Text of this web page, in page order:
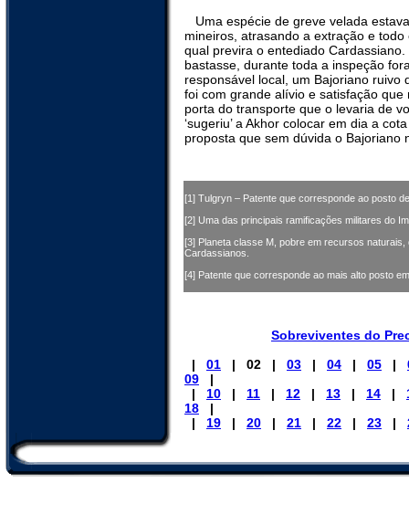
Uma espécie de greve velada
mineiros, atrasando a extração e
qual previra o entediado Cardassiano.
bastasse, durante toda a inspeção
responsável local, um Bajoriano ruivo
foi com grande alívio e satisfação que
porta do transporte que o levaria de
‘sugeriu’ a Akhor colocar em dia a
proposta que sem dúvida o Bajoriano
[1] Tulgryn – Patente que corresponde ao posto
[2] Uma das principais ramificações militares do
[3] Planeta classe M, pobre em recursos
Cardassianos.
[4] Patente que corresponde ao mais alto posto
Sobreviventes do
| 01 | 02 | 03 | 04 | 05 |
09 |
| 10 | 11 | 12 | 13 | 14 |
18 |
| 19 | 20 | 21 | 22 | 23 |